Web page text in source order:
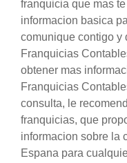
franquicia que mas
informacion basica
comunique contigo y
Franquicias
obtener mas
Franquicias
consulta, le
franquicias, que
informacion sobre la
Espana para